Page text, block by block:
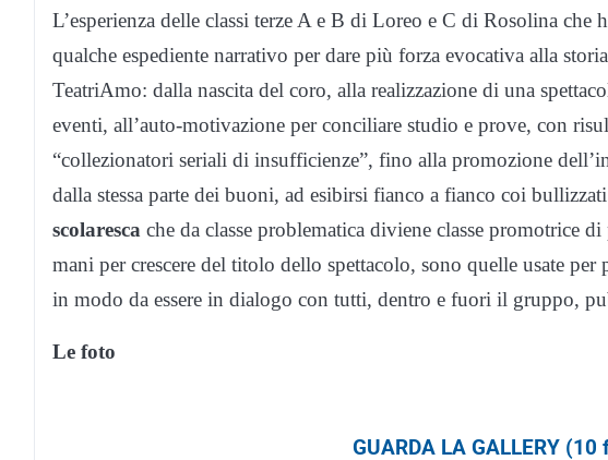
L’esperienza delle classi terze A e B di Loreo e C di Rosolina che
qualche espediente narrativo per dare più forza evocativa alla
TeatriAmo: dalla nascita del coro, alla realizzazione di una
eventi, all’auto-motivazione per conciliare studio e prove, con
“collezionatori seriali di insufficienze”, fino alla promozione
dalla stessa parte dei buoni, ad esibirsi fianco a fianco coi
scolaresca che da classe problematica diviene classe promotrice di
mani per crescere del titolo dello spettacolo, sono quelle usate per
in modo da essere in dialogo con tutti, dentro e fuori il gruppo,
Le foto
GUARDA LA GALLERY (10